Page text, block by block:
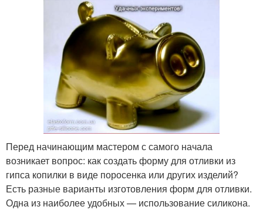
Перед начинающим мастером с самого начала
возникает вопрос: как создать форму для отливки из
гипса копилки в виде поросенка или других изделий?
Есть разные варианты изготовления форм для отливки.
Одна из наиболее удобных — использование силикона.